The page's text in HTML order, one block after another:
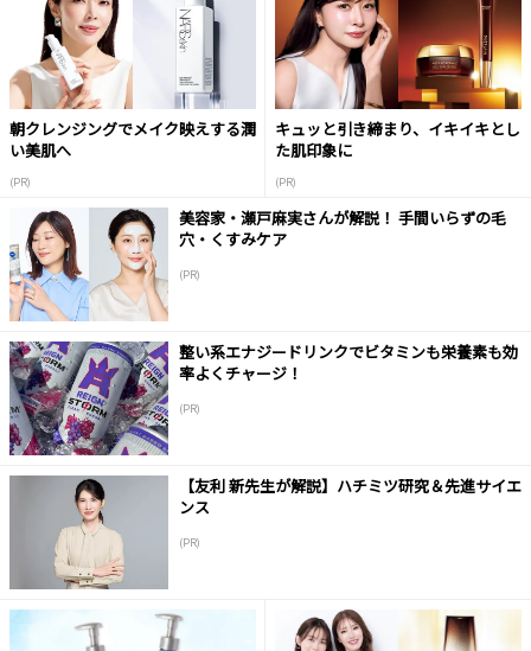
朝クレンジングでメイク映えする潤
い美肌へ
(PR)
キュッと引き締まり、イキイキとし
た肌印象に
(PR)
美容家・瀬戸麻実さんが解説！ 手間いらずの毛
穴・くすみケア
(PR)
整い系エナジードリンクでビタミンも栄養素も効
率よくチャージ！
(PR)
【友利 新先生が解説】ハチミツ研究＆先進サイエ
ンス
(PR)